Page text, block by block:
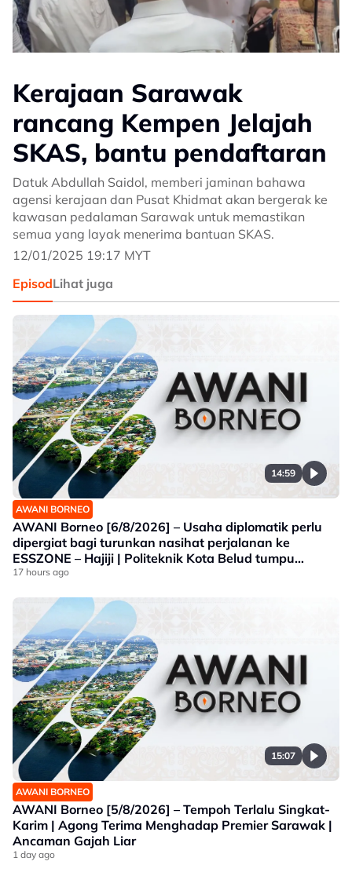
Kerajaan Sarawak
rancang Kempen Jelajah
SKAS, bantu pendaftaran
Datuk Abdullah Saidol, memberi jaminan bahawa
agensi kerajaan dan Pusat Khidmat akan bergerak ke
kawasan pedalaman Sarawak untuk memastikan
semua yang layak menerima bantuan SKAS.
12/01/2025 19:17 MYT
EpisodLihat juga
14:59
AWANI BORNEO
AWANI Borneo [6/8/2026] – Usaha diplomatik perlu
dipergiat bagi turunkan nasihat perjalanan ke
ESSZONE – Hajiji | Politeknik Kota Belud tumpu
bidang selaras keperluan industri Sabah |
produk tempatan
17 hours ago
15:07
AWANI BORNEO
AWANI Borneo [5/8/2026] – Tempoh Terlalu Singkat-
Karim | Agong Terima Menghadap Premier Sarawak |
Ancaman Gajah Liar
1 day ago